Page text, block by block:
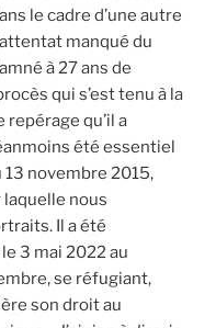
le cadre d’une autre
manqué du
à 27 ans de
qui s’est tenu à la
repérage qu’il a
été essentiel
13 novembre 2015,
nous
Il a été
3 mai 2022 au
se réfugiant,
son droit au